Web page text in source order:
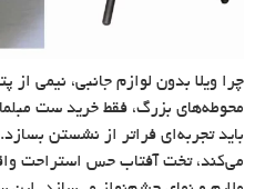
چرا ویلا بدون لوازم جانبی، نیمی
محوطه‌های بزرگ، فقط خرید ست
باید تجربه‌ای فراتر از نشستن
می‌کند، تخت آفتاب حس استراحت